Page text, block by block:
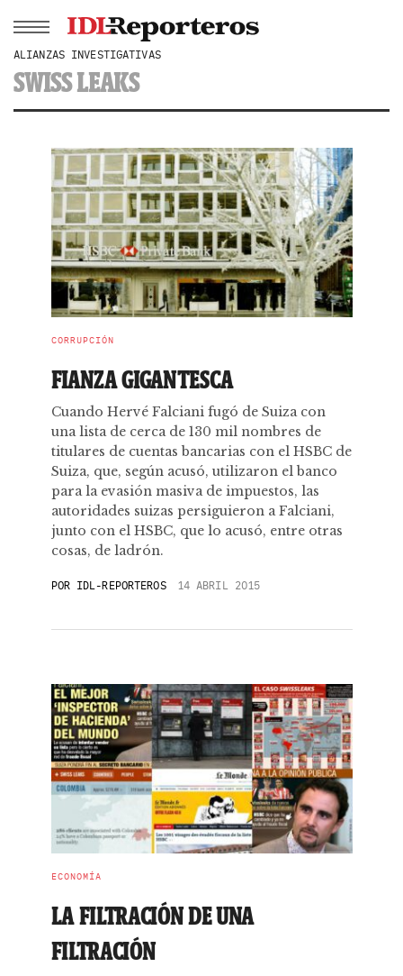
ALIANZAS INVESTIGATIVAS
SWISS LEAKS
CORRUPCIÓN
FIANZA GIGANTESCA
Cuando Hervé Falciani fugó de Suiza con
una lista de cerca de 130 mil nombres de
titulares de cuentas bancarias con el HSBC de
Suiza, que, según acusó, utilizaron el banco
para la evasión masiva de impuestos, las
autoridades suizas persiguieron a Falciani,
junto con el HSBC, que lo acusó, entre otras
cosas, de ladrón.
POR IDL-REPORTEROS 14 ABRIL 2015
ECONOMÍA
LA FILTRACIÓN DE UNA
FILTRACIÓN